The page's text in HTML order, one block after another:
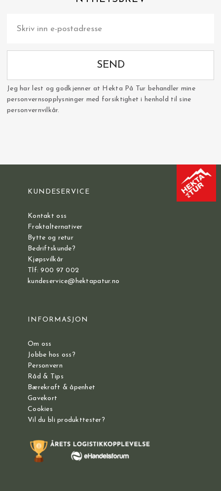
SEND
Jeg har lest og godkjenner at Hekta På Tur behandler mine
personvernsopplysninger med forsiktighet i henhold til sine
personvernvilkår.
KUNDESERVICE
Kontakt oss
Fraktalternativer
Bytte og retur
Bedriftskunde?
Kjøpsvilkår
Tlf: 900 97 002
kundeservice@hektapatur.no
INFORMASJON
Om oss
Jobbe hos oss?
Personvern
Råd & Tips
Bærekraft & åpenhet
Gavekort
Cookies
Vil du bli produkttester?